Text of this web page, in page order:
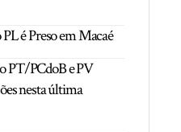
é Preso em Macaé
PT/PCdoB e PV
nesta última